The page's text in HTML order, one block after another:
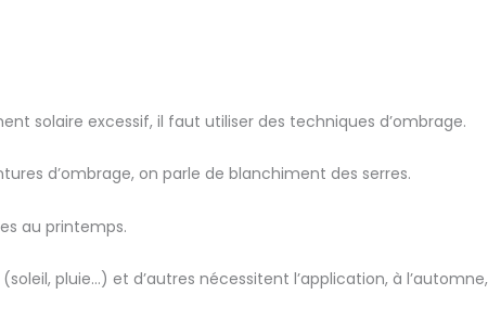
solaire excessif, il faut utiliser des techniques d’ombrage.
d’ombrage, on parle de blanchiment des serres.
au printemps.
pluie…) et d’autres nécessitent l’application, à